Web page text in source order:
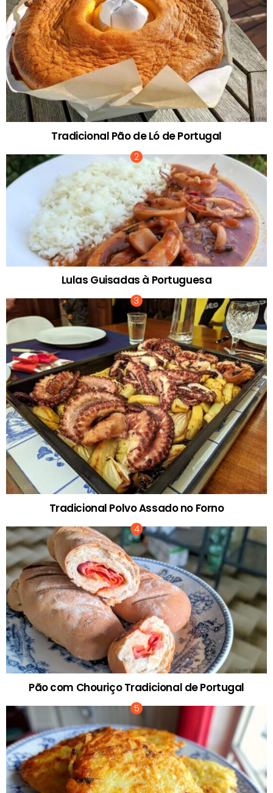
Tradicional Pão de Ló de Portugal
Lulas Guisadas à Portuguesa
Tradicional Polvo Assado no Forno
Pão com Chouriço Tradicional de Portugal